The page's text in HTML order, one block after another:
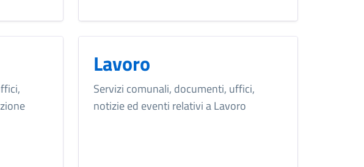
Lavoro
Servizi comunali, documenti, uffici,
notizie ed eventi relativi a Lavoro